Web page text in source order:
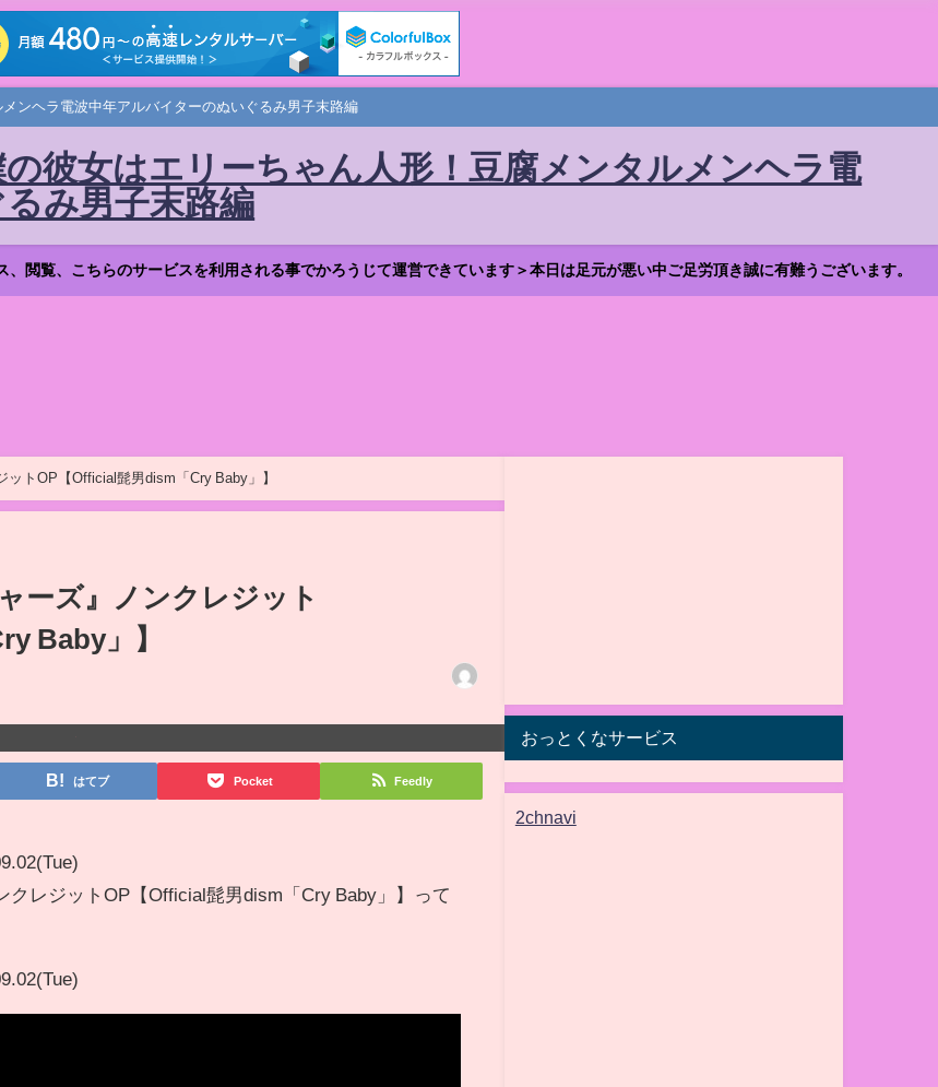
ンヘラ電波中年アルバイターのぬいぐるみ男子末路編
彼女はエリーちゃん人形！豆腐メンタルメンヘラ電
み男子末路編
閲覧、こちらのサービスを利用される事でかろうじて運営できています＞本日は足元が悪い中ご足労頂き誠に有難うございます。
トOP【Official髭男dism「Cry Baby」】
ーズ』ノンクレジット
Baby」】
はてブ Pocket Feedly
レジットOP【Official髭男dism「Cry Baby」】って
おっとくなサービス
2chnavi